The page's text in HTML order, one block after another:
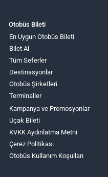
Otobüs Bileti
En Uygun Otobüs Bileti
Bilet Al
Tüm Seferler
Destinasyonlar
Otobüs Şirketleri
Terminaller
Kampanya ve Promosyonlar
Uçak Bileti
KVKK Aydınlatma Metni
Çerez Politikası
Otobüs Kullanım Koşulları